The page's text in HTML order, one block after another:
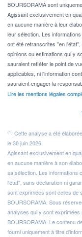
BOURSORAMA sont
Agissant exclusivement en
en aucune manière à leur
leur sélection. Les
ont été retranscrites "en
opinions ou estimations qui y
sauraient refléter le point de
applicables, ni l'information
sauraient engager la
Lire les mentions légales
(1) Cette analyse a été
le 30 juin 2026.
Agissant exclusivement en
en aucune manière à son
sa sélection. Les informations
l'état", sans déclaration ni
sont exprimées sont celles de
BOURSORAMA. Sous
analyses qui y sont
BOURSORAMA. Le contenu
fourni uniquement à titre